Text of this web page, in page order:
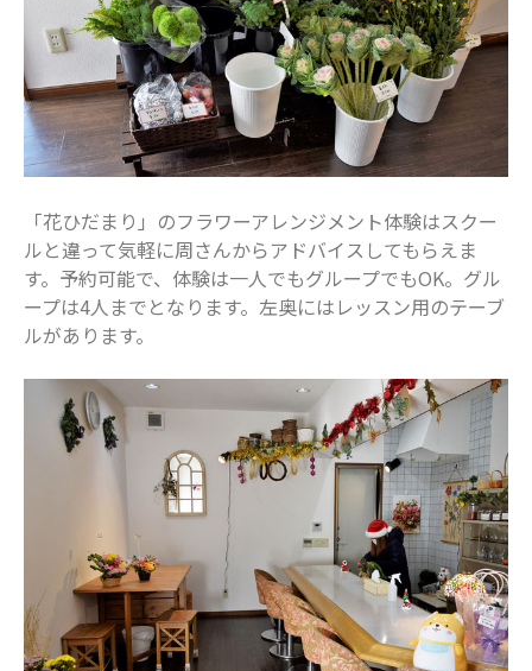
2022年10月
2022年9月
2022年8月
2022年7月
2022年6月
2022年4月
2022年3月
2022年2月
2021年11月
2021年10月
2021年9月
2021年7月
2021年6月
2021年5月
2021年4月
「花ひだまり」のフラワーアレンジメント体験はスクー
ルと違って気軽に周さんからアドバイスしてもらえま
す。予約可能で、体験は一人でもグループでもOK。グル
ープは4人までとなります。左奥にはレッスン用のテーブ
ルがあります。